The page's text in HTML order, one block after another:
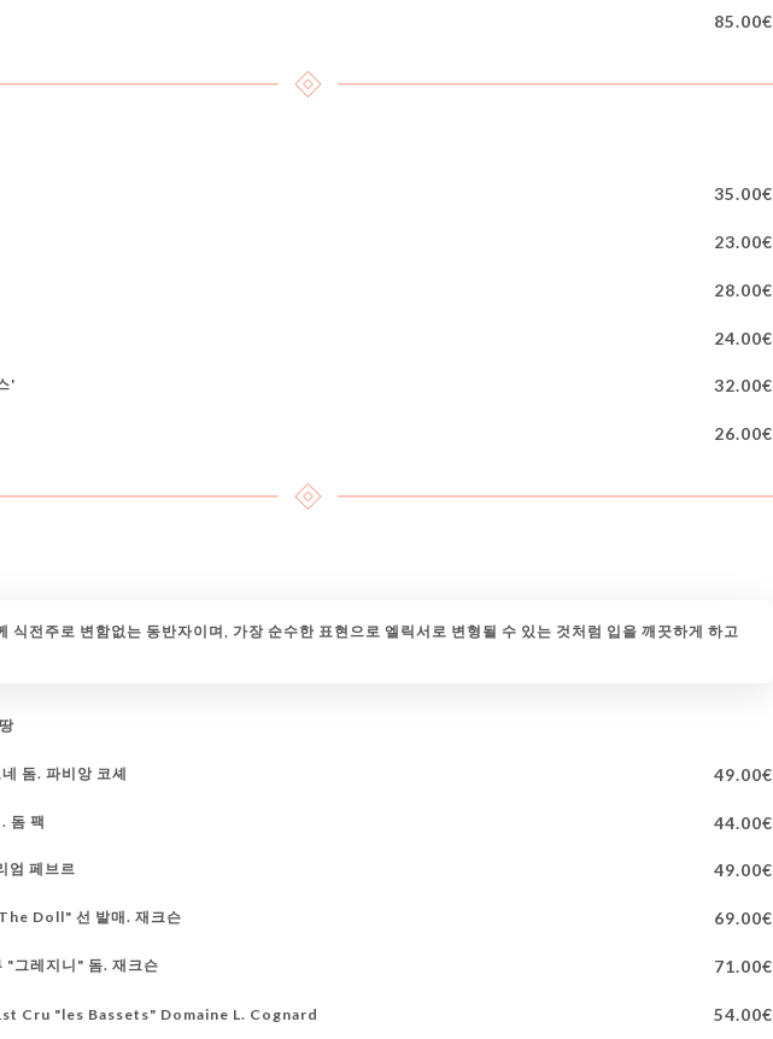
85.00€
35.00€
23.00€
28.00€
24.00€
' 32.00€
26.00€
식전주로 변함없는 동반자이며, 가장 순수한 표현으로 엘릭서로 변형될 수 있는 것처럼 입을 깨끗하게 하고
돔. 파비앙 코셰 49.00€
돔 팩 44.00€
엄 페브르 49.00€
Doll" 선 발매. 재크슨 69.00€
그레지니" 돔. 재크슨 71.00€
Cru "les Bassets" Domaine L. Cognard 54.00€